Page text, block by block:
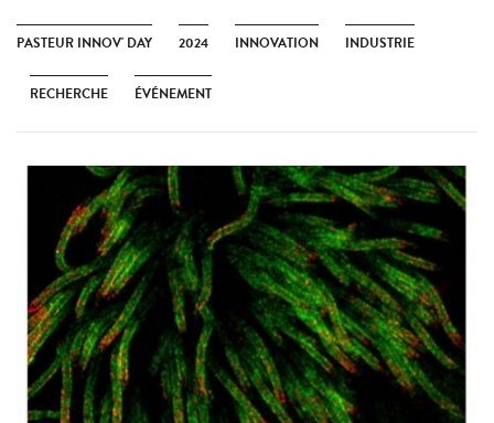
PASTEUR INNOV' DAY 2024 INNOVATION INDUSTRIE
RECHERCHE ÉVÉNEMENT